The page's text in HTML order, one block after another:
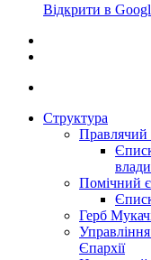
Відкрити в
Структура
Правлячий
Помічний
Герб
Єпархії